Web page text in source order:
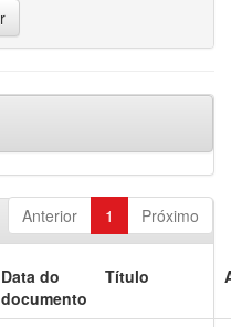
Anterior 1 Próximo
Data do
documento
Título